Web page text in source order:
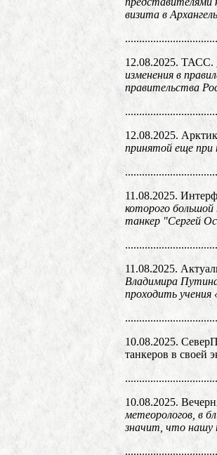
визита в
12.08.2025. ТАСС.
изменения в
правительства
12.08.2025.
принятой еще при
11.08.2025.
которого
танкер "Сергей
11.08.2025.
Владимира
проходить
10.08.2025.
танкеров в своей
10.08.2025.
метеорологов, в
значит, что нашу